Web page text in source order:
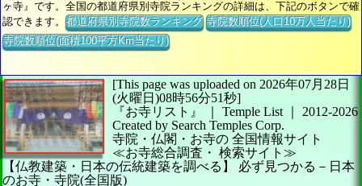
ヶ寺』です。全国の都道府県別寺院ランキングの詳細は、下記のボタンで確
認できます。都道府県別寺院数ランキング 寺院数順位(人口10万人当たり)
寺院数順位(面積100平方Km当たり)
[This page was uploaded on 2026年07月28日
(火曜日)08時56分51秒]
『お寺リスト』 ｜ Temple List
2012-2026
Created by Search Temples Corp.
寺院・仏閣・お寺の 全国情報サイト
≪お寺総合調査・ 検索サイト≫
【仏教建築・日本の伝統建築を調べる】
必ず見つかる－日本
のお寺・寺院(全国版)